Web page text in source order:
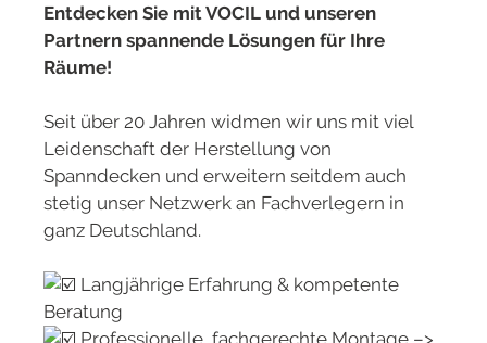
Entdecken Sie mit VOCIL und unseren
Partnern spannende Lösungen für Ihre
Räume!
Seit über 20 Jahren widmen wir uns mit viel
Leidenschaft der Herstellung von
Spanndecken und erweitern seitdem auch
stetig unser Netzwerk an Fachverlegern in
ganz Deutschland.
Langjährige Erfahrung & kompetente
Beratung
Professionelle, fachgerechte Montage –>